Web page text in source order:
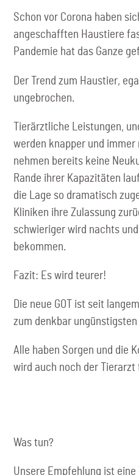
Schon vor Corona haben
angeschafften Haustiere
Pandemie hat das Ganze
Der Trend zum Haustier,
ungebrochen.
Tierärztliche Leistungen,
werden knapper und
nehmen bereits keine
Rande ihrer Kapazitäten
die Lage so dramatisch
Kliniken ihre Zulassung
schwieriger wird nachts
bekommen.
Fazit: Es wird teurer!
Die neue GOT ist seit
zum denkbar
Alle haben Sorgen und die
wird auch noch der Tierarzt
Was tun?
Unsere Empfehlung ist